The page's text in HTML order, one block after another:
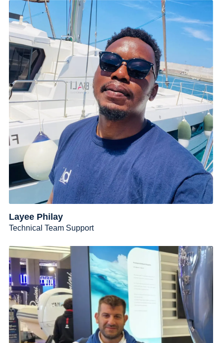
Layee Philay
Technical Team Support